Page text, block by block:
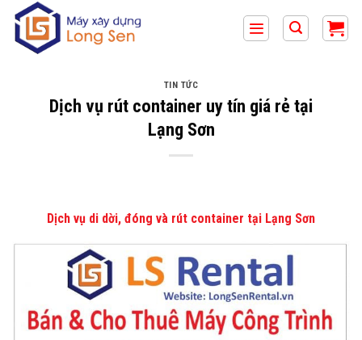
qua
TIN TỨC
Dịch vụ rút container uy tín giá rẻ tại
Lạng Sơn
Dịch vụ di dời, đóng và rút container tại Lạng Sơn